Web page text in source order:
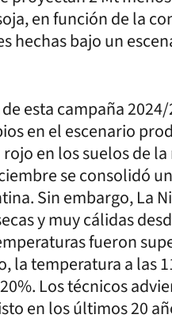
en función de la
hechas bajo un
esta campaña
en el escenario
en los suelos de
se consolidó
Sin embargo, La
y muy cálidas
fueron
la temperatura a las
Los técnicos
en los últimos 20